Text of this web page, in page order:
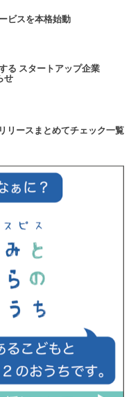
ビスを本格始動
る スタートアップ企業
せ
リースまとめてチェック一覧